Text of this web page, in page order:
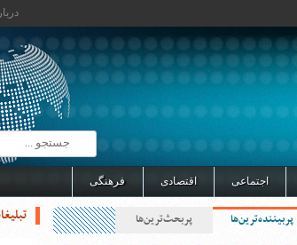
اجتماعی اقتصادی فرهنگی
پربیننده‌ترین‌ها پربحث‌ترین‌ها